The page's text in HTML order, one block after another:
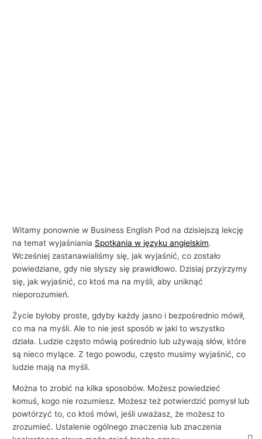
Witamy ponownie w Business English Pod na dzisiejszą lekcję
na temat wyjaśniania Spotkania w języku angielskim.
Wcześniej zastanawialiśmy się, jak wyjaśnić, co zostało
powiedziane, gdy nie słyszy się prawidłowo. Dzisiaj przyjrzymy
się, jak wyjaśnić, co ktoś ma na myśli, aby uniknąć
nieporozumień.
Życie byłoby proste, gdyby każdy jasno i bezpośrednio mówił,
co ma na myśli. Ale to nie jest sposób w jaki to wszystko
działa. Ludzie często mówią pośrednio lub używają słów, które
są nieco mylące. Z tego powodu, często musimy wyjaśnić, co
ludzie mają na myśli.
Można to zrobić na kilka sposobów. Możesz powiedzieć
komuś, kogo nie rozumiesz. Możesz też potwierdzić pomysł lub
powtórzyć to, co ktoś mówi, jeśli uważasz, że możesz to
zrozumieć. Ustalenie ogólnego znaczenia lub znaczenia